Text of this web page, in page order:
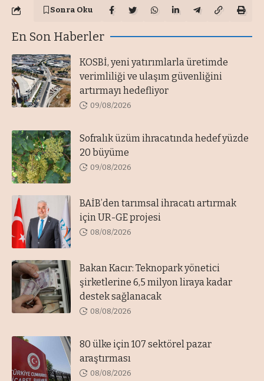
Sonra Oku
En Son Haberler
KOSBİ, yeni yatırımlarla üretimde
verimliliği ve ulaşım güvenliğini
artırmayı hedefliyor
09/08/2026
Sofralık üzüm ihracatında hedef yüzde
20 büyüme
09/08/2026
BAİB’den tarımsal ihracatı artırmak
için UR-GE projesi
08/08/2026
Bakan Kacır: Teknopark yönetici
şirketlerine 6,5 milyon liraya kadar
destek sağlanacak
08/08/2026
80 ülke için 107 sektörel pazar
araştırması
08/08/2026